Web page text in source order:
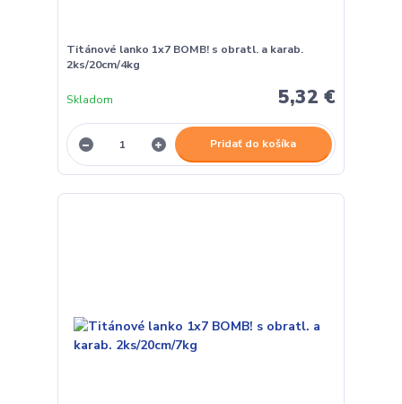
Titánové lanko 1x7 BOMB! s obratl. a karab.
2ks/20cm/4kg
5,32 €
Skladom
Pridať do košíka